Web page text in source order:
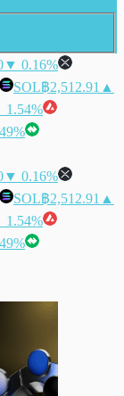
▼ 0.16%
SOL฿2,512.91 ▲
1.54%
▼ 0.16%
SOL฿2,512.91 ▲
1.54%